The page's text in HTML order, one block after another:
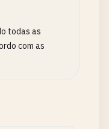
todas as
com as